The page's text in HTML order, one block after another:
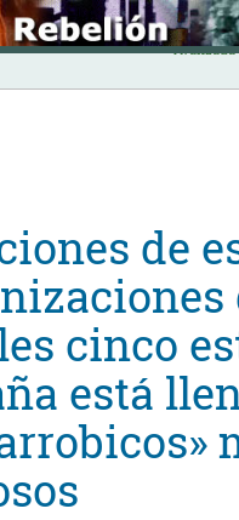
Avanzada
de
cinco
está